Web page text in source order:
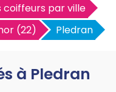
coiffeurs par ville
(22) Pledran
à Pledran